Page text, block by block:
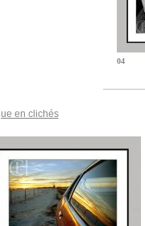
04
en clichés